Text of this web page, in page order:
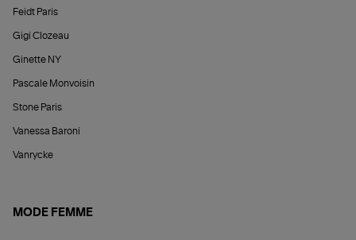
Feidt Paris
Gigi Clozeau
Ginette NY
Pascale Monvoisin
Stone Paris
Vanessa Baroni
Vanrycke
MODE FEMME